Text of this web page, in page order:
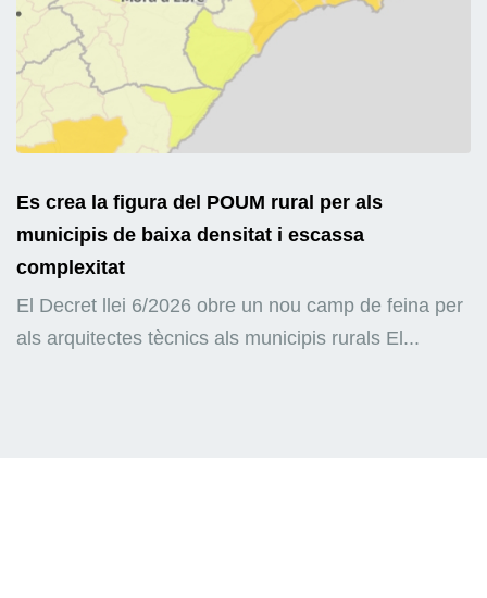
Es crea la figura del POUM rural per als
municipis de baixa densitat i escassa
complexitat
El Decret llei 6/2026 obre un nou camp de feina per
als arquitectes tècnics als municipis rurals El...